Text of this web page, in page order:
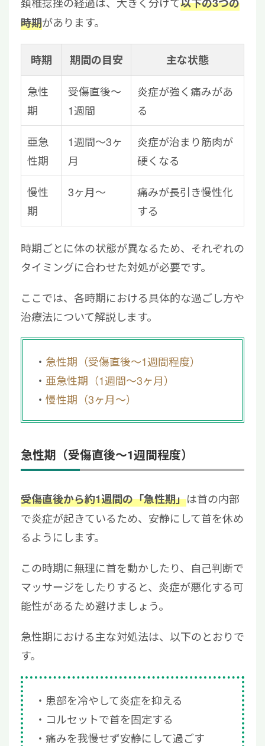
時期があります。
時期 期間の目安 主な状態
急性
期
受傷直後〜
1週間
炎症が強く痛みがあ
る
亜急
性期
1週間～3ヶ
月
炎症が治まり筋肉が
硬くなる
慢性
期
3ヶ月～
痛みが長引き慢性化
する
時期ごとに体の状態が異なるため、それぞれの
タイミングに合わせた対処が必要です。
ここでは、各時期における具体的な過ごし方や
治療法について解説します。
急性期（受傷直後〜1週間程度）
亜急性期（1週間～3ヶ月）
慢性期（3ヶ月～）
急性期（受傷直後〜1週間程度）
受傷直後から約1週間の「急性期」は首の内部
で炎症が起きているため、安静にして首を休め
るようにします。
この時期に無理に首を動かしたり、自己判断で
マッサージをしたりすると、炎症が悪化する可
能性があるため避けましょう。
急性期における主な対処法は、以下のとおりで
す。
患部を冷やして炎症を抑える
コルセットで首を固定する
痛みを我慢せず安静にして過ごす